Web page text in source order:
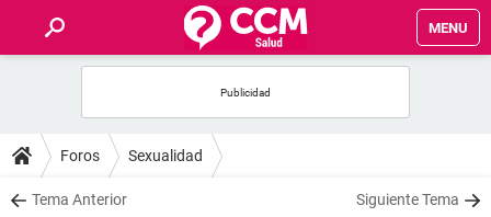
MENU
FOROS
SALUD
Foros Sexualidad
Tema Anterior Siguiente Tema